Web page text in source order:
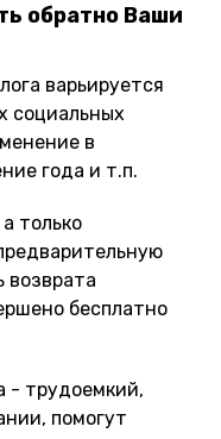
обратно Ваши
варьируется
социальных
в
года и т.п.
только
возврата
бесплатно
- трудоемкий,
помогут